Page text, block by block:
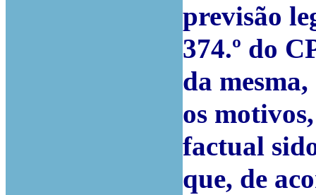
previsão
374.º do
da
os
factual
que, de